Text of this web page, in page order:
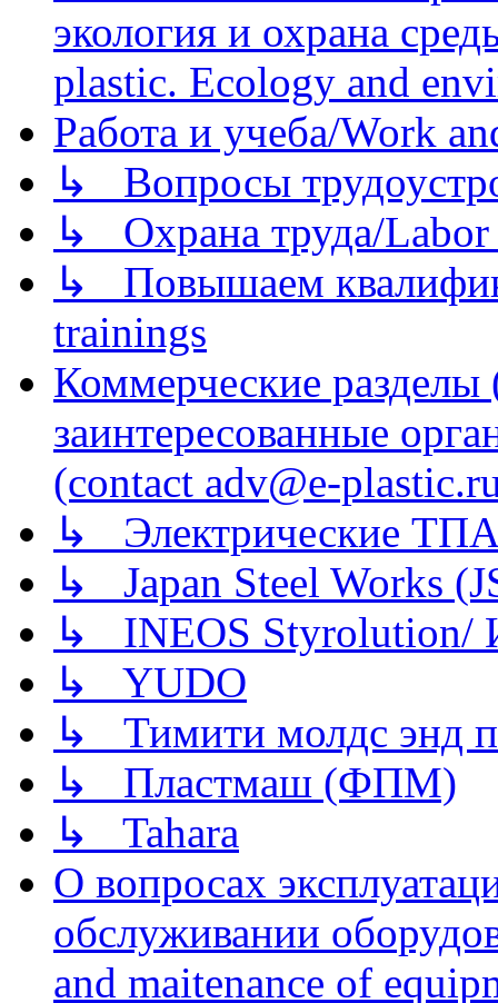
экология и охрана
plastic. Ecology and
Работа и учеба/Work
↳ Вопросы
↳ Охрана труда/Labor
↳ Повышаем
trainings
Коммерческие
заинтересованные
(contact adv@e-
↳ Электрические
↳ Japan Steel Works
↳ INEOS
↳ YUDO
↳ Тимити молдс энд
↳ Пластмаш (ФПМ)
↳ Tahara
О вопросах
обслуживании
and maitenance of